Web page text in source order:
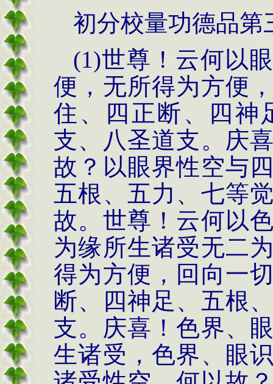
初分校量功德品第
(1)世尊！云何以
便，无所得为方便
住、四正断、四神
支、八圣道支。庆
故？以眼界性空与
五根、五力、七等
故。世尊！云何以
为缘所生诸受无二
得为方便，回向一
断、四神足、五根
支。庆喜！色界、
生诸受，色界、眼